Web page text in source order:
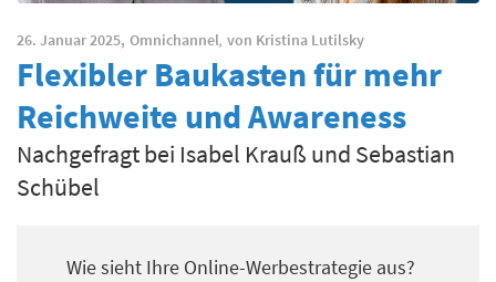
26. Januar 2025, Omnichannel, von Kristina Lutilsky
Flexibler Baukasten für mehr
Reichweite und Awareness
Nachgefragt bei Isabel Krauß und Sebastian
Schübel
Wie sieht Ihre Online-Werbestrategie aus?